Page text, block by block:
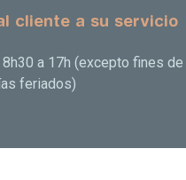
cliente a su servicio
a 17h (excepto fines de
feriados)